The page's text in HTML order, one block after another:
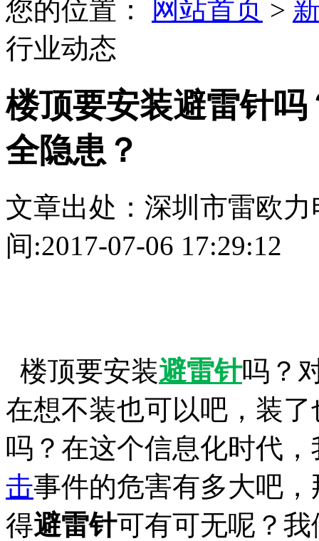
您的位置： 网站首页 >
行业动态
楼顶要安装避雷针
全隐患？
文章出处：深圳市雷欧
间:2017-07-06 17:29:12
楼顶要安装避雷针吗？
在想不装也可以吧，装
吗？在这个信息化时代
击事件的危害有多大吧
得避雷针可有可无呢？